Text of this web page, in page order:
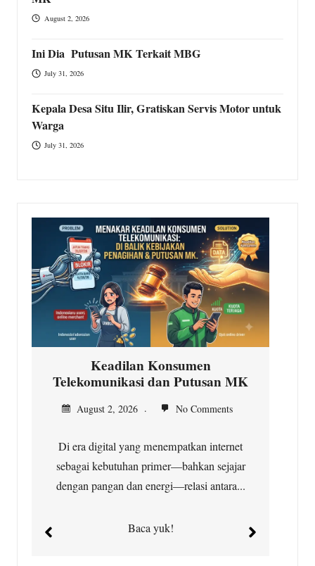
August 2, 2026
Ini Dia Putusan MK Terkait MBG
July 31, 2026
Kepala Desa Situ Ilir, Gratiskan Servis Motor untuk
Warga
July 31, 2026
Keadilan Konsumen
Telekomunikasi dan Putusan MK
August 2, 2026 No Comments
Di era digital yang menempatkan internet
sebagai kebutuhan primer—bahkan sejajar
dengan pangan dan energi—relasi antara...
Baca yuk!